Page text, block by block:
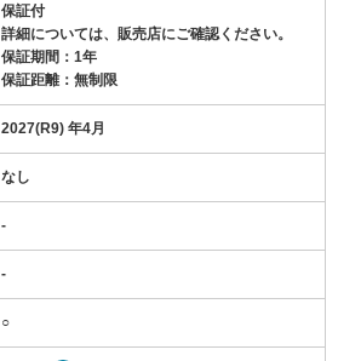
保証付
詳細については、販売店にご確認ください。
保証期間：1年
保証距離：無制限
2027(R9) 年4月
なし
-
-
○